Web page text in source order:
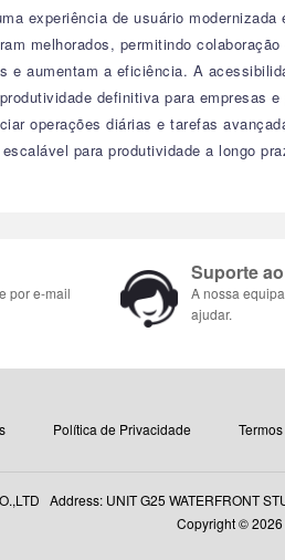
experiência de usuário
melhorados, permitindo
aumentam a eficiência. A
definitiva para
operações diárias e tarefas
para produtividade a longo
por e-mail
Suporte
A nossa
ajudar.
Política de Privacidade
Address: UNIT G25 WATERFRONT
Copyright ©